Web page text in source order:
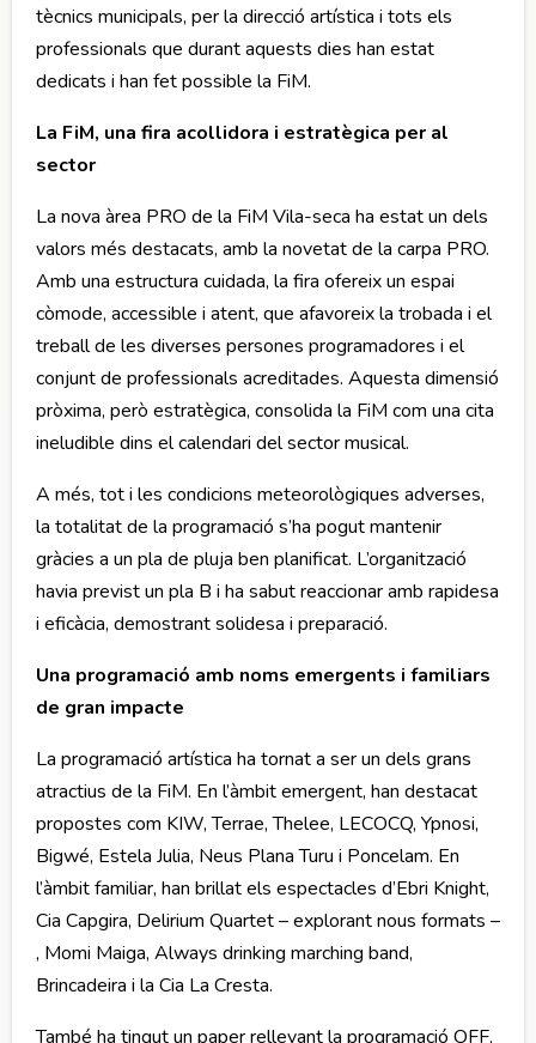
tècnics municipals, per la direcció artística i tots els
professionals que durant aquests dies han estat
dedicats i han fet possible la FiM.
La FiM, una fira acollidora i estratègica per al
sector
La nova àrea PRO de la FiM Vila-seca ha estat un dels
valors més destacats, amb la novetat de la carpa PRO.
Amb una estructura cuidada, la fira ofereix un espai
còmode, accessible i atent, que afavoreix la trobada i el
treball de les diverses persones programadores i el
conjunt de professionals acreditades. Aquesta dimensió
pròxima, però estratègica, consolida la FiM com una cita
ineludible dins el calendari del sector musical.
A més, tot i les condicions meteorològiques adverses,
la totalitat de la programació s’ha pogut mantenir
gràcies a un pla de pluja ben planificat. L’organització
havia previst un pla B i ha sabut reaccionar amb rapidesa
i eficàcia, demostrant solidesa i preparació.
Una programació amb noms emergents i familiars
de gran impacte
La programació artística ha tornat a ser un dels grans
atractius de la FiM. En l’àmbit emergent, han destacat
propostes com KIW, Terrae, Thelee, LECOCQ, Ypnosi,
Bigwé, Estela Julia, Neus Plana Turu i Poncelam. En
l’àmbit familiar, han brillat els espectacles d’Ebri Knight,
Cia Capgira, Delirium Quartet – explorant nous formats –
, Momi Maiga, Always drinking marching band,
Brincadeira i la Cia La Cresta.
També ha tingut un paper rellevant la programació OFF,